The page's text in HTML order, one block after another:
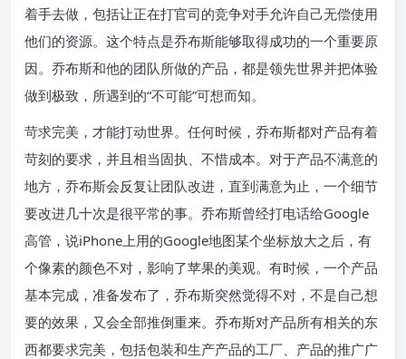
着手去做，包括让正在打官司的竞争对手允许自己无偿使用
他们的资源。这个特点是乔布斯能够取得成功的一个重要原
因。乔布斯和他的团队所做的产品，都是领先世界并把体验
做到极致，所遇到的“不可能”可想而知。
苛求完美，才能打动世界。任何时候，乔布斯都对产品有着
苛刻的要求，并且相当固执、不惜成本。对于产品不满意的
地方，乔布斯会反复让团队改进，直到满意为止，一个细节
要改进几十次是很平常的事。乔布斯曾经打电话给Google
高管，说iPhone上用的Google地图某个坐标放大之后，有
个像素的颜色不对，影响了苹果的美观。有时候，一个产品
基本完成，准备发布了，乔布斯突然觉得不对，不是自己想
要的效果，又会全部推倒重来。乔布斯对产品所有相关的东
西都要求完美，包括包装和生产产品的工厂、产品的推广广